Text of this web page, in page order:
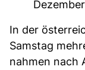
In der
Samstag
nahmen nach